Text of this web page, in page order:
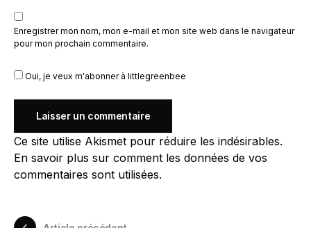
Enregistrer mon nom, mon e-mail et mon site web dans le navigateur
pour mon prochain commentaire.
Oui, je veux m'abonner à littlegreenbee
Ce site utilise Akismet pour réduire les indésirables.
En savoir plus sur comment les données de vos
commentaires sont utilisées.